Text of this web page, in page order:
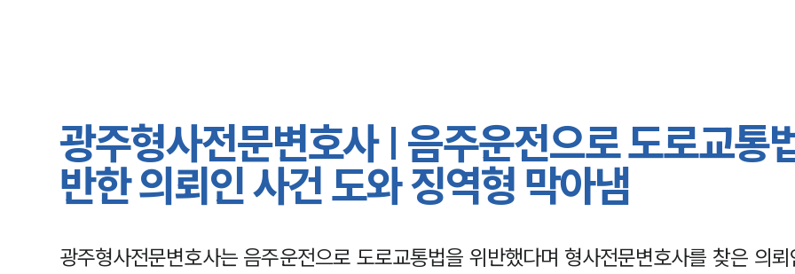
광주형사전문변호사 | 음주운전으로 도로교통
반한 의뢰인 사건 도와 징역형 막아냄
광주형사전문변호사는 음주운전으로 도로교통법을 위반했다며 형사전문변호사를 찾은 의